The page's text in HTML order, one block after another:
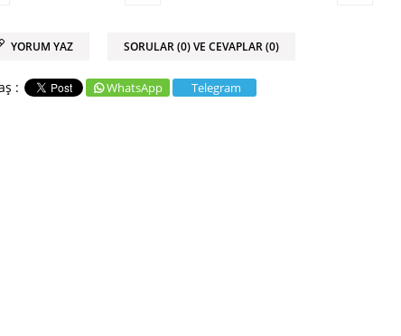
YORUM YAZ SORULAR (0) VE CEVAPLAR (0)
WhatsApp Telegram